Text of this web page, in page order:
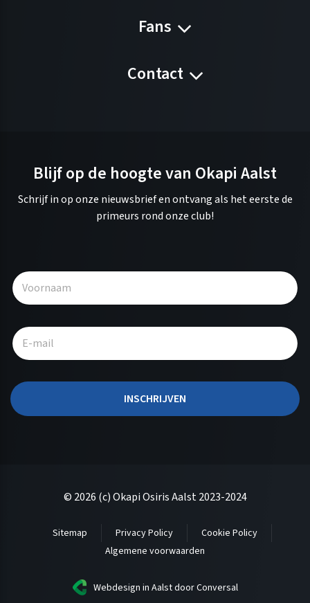
Fans
Contact
Blijf op de hoogte van Okapi Aalst
Schrijf in op onze nieuwsbrief en ontvang als het eerste de
primeurs rond onze club!
INSCHRIJVEN
l
r
t
© 2026 (c) Okapi Osiris Aalst 2023-2024
Sitemap Privacy Policy
Cookie Policy
Algemene voorwaarden
Webdesign in Aalstdoor Conversal